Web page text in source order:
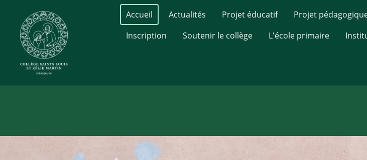
Accueil Actualités Projet éducatif Projet
Inscription
Soutenir le collège L'école primaire